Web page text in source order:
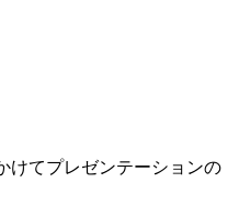
けてプレゼンテーションの